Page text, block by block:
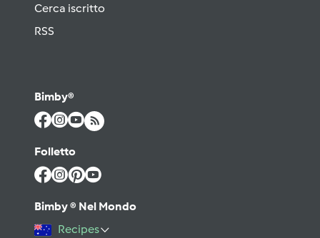
Cerca iscritto
RSS
Bimby®
Folletto
Bimby ® Nel Mondo
Recipes